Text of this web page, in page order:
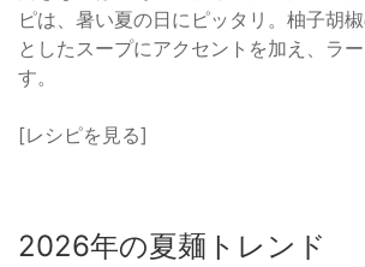
ピは、暑い夏の日にピッタリ。柚子胡
としたスープにアクセントを加え、ラ
す。
[レシピを見る]
2026年の夏麺トレンド